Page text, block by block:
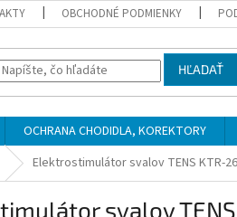
OBCHODNÉ PODMIENKY
HĽADAŤ
OCHRANA CHODIDLA, KOREKTORY
Elektrostimulátor svalov TENS KTR-
svalov